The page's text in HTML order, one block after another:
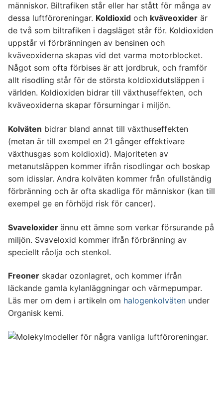
människor. Biltrafiken står eller har stått för många av
dessa luftföroreningar. Koldioxid och kväveoxider är
de två som biltrafiken i dagsläget står för. Koldioxiden
uppstår vi förbränningen av bensinen och
kväveoxiderna skapas vid det varma motorblocket.
Något som ofta förbises är att jordbruk, och framför
allt risodling står för de största koldioxidutsläppen i
världen. Koldioxiden bidrar till växthuseffekten, och
kväveoxiderna skapar försurningar i miljön.
Kolväten bidrar bland annat till växthuseffekten
(metan är till exempel en 21 gånger effektivare
växthusgas som koldioxid). Majoriteten av
metanutsläppen kommer ifrån risodlingar och boskap
som idisslar. Andra kolväten kommer från ofullständig
förbränning och är ofta skadliga för människor (kan till
exempel ge en förhöjd risk för cancer).
Svaveloxider ännu ett ämne som verkar försurande på
miljön. Svaveloxid kommer ifrån förbränning av
speciellt råolja och stenkol.
Freoner skadar ozonlagret, och kommer ifrån
läckande gamla kylanläggningar och värmepumpar.
Läs mer om dem i artikeln om halogenkolväten under
Organisk kemi.